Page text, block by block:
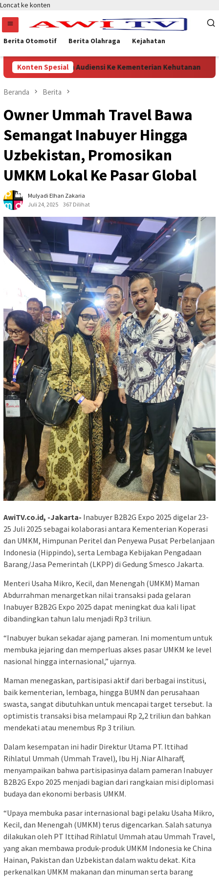
Loncat ke konten
Berita Otomotif Berita Olahraga Kejahatan
Konten Spesial
Merah Putih Audiensi Ke Kementerian Kehutanan
Beranda Berita
Owner Ummah Travel Bawa
Semangat Inabuyer Hingga
Uzbekistan, Promosikan
UMKM Lokal Ke Pasar Global
Mulyadi Elhan Zakaria
Juli 24, 2025
367 Dilihat
AwiTV.co.id, -Jakarta- Inabuyer B2B2G Expo 2025 digelar 23-
25 Juli 2025 sebagai kolaborasi antara Kementerian Koperasi
dan UMKM, Himpunan Peritel dan Penyewa Pusat Perbelanjaan
Indonesia (Hippindo), serta Lembaga Kebijakan Pengadaan
Barang/Jasa Pemerintah (LKPP) di Gedung Smesco Jakarta.
Menteri Usaha Mikro, Kecil, dan Menengah (UMKM) Maman
Abdurrahman menargetkan nilai transaksi pada gelaran
Inabuyer B2B2G Expo 2025 dapat meningkat dua kali lipat
dibandingkan tahun lalu menjadi Rp3 triliun.
“Inabuyer bukan sekadar ajang pameran. Ini momentum untuk
membuka jejaring dan memperluas akses pasar UMKM ke level
nasional hingga internasional,” ujarnya.
Maman menegaskan, partisipasi aktif dari berbagai institusi,
baik kementerian, lembaga, hingga BUMN dan perusahaan
swasta, sangat dibutuhkan untuk mencapai target tersebut. Ia
optimistis transaksi bisa melampaui Rp 2,2 triliun dan bahkan
mendekati atau menembus Rp 3 triliun.
Dalam kesempatan ini hadir Direktur Utama PT. Ittihad
Rihlatul Ummah (Ummah Travel), Ibu Hj .Niar Alharaff,
menyampaikan bahwa partisipasinya dalam pameran Inabuyer
B2B2G Expo 2025 menjadi bagian dari rangkaian misi diplomasi
budaya dan ekonomi berbasis UMKM.
“Upaya membuka pasar internasional bagi pelaku Usaha Mikro,
Kecil, dan Menengah (UMKM) terus digencarkan. Salah satunya
dilakukan oleh PT Ittihad Rihlatul Ummah atau Ummah Travel,
yang akan membawa produk-produk UMKM Indonesia ke China
Hainan, Pakistan dan Uzbekistan dalam waktu dekat. Kita
perkenalkan UMKM makanan dan minuman serta barang